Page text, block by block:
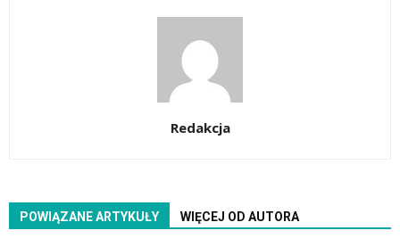
Redakcja
POWIĄZANE ARTYKUŁY WIĘCEJ OD AUTORA